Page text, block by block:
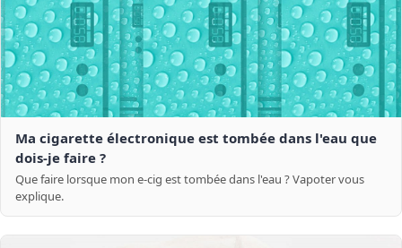
Ma cigarette électronique est tombée dans l'eau que
dois-je faire ?
Que faire lorsque mon e-cig est tombée dans l'eau ? Vapoter vous
explique.